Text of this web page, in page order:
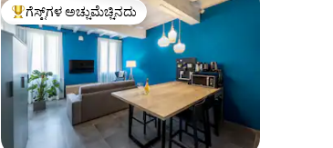
ಗೆಸ್ಟ್‌ಗಳಿಗೆ ಅತಿ ಹೆಚ್ಚು ಅಚ್ಚುಮೆಚ್ಚಿನದು
ಗೆಸ್ಟ್‌ಗಳ ಅಚ್ಚುಮೆಚ್ಚಿನದು